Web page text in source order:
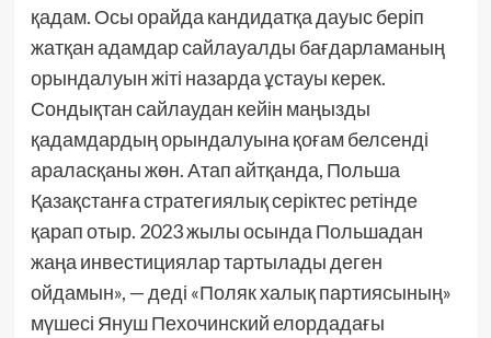
қадам. Осы орайда кандидатқа дауыс беріп
жатқан адамдар сайлауалды бағдарламаның
орындалуын жіті назарда ұстауы керек.
Сондықтан сайлаудан кейін маңызды
қадамдардың орындалуына қоғам белсенді
араласқаны жөн. Атап айтқанда, Польша
Қазақстанға стратегиялық серіктес ретінде
қарап отыр. 2023 жылы осында Польшадан
жаңа инвестициялар тартылады деген
ойдамын», — деді «Поляк халық партиясының»
мүшесі Януш Пехочинский елордадағы